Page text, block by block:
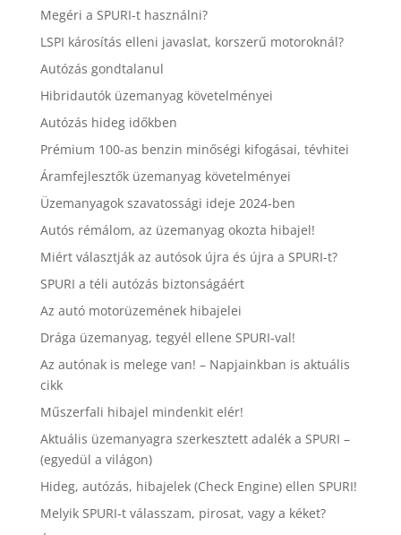
Megéri a SPURI-t használni?
LSPI károsítás elleni javaslat, korszerű motoroknál?
Autózás gondtalanul
Hibridautók üzemanyag követelményei
Autózás hideg időkben
Prémium 100-as benzin minőségi kifogásai, tévhitei
Áramfejlesztők üzemanyag követelményei
Üzemanyagok szavatossági ideje 2024-ben
Autós rémálom, az üzemanyag okozta hibajel!
Miért választják az autósok újra és újra a SPURI-t?
SPURI a téli autózás biztonságáért
Az autó motorüzemének hibajelei
Drága üzemanyag, tegyél ellene SPURI-val!
Az autónak is melege van! – Napjainkban is aktuális
cikk
Műszerfali hibajel mindenkit elér!
Aktuális üzemanyagra szerkesztett adalék a SPURI –
(egyedül a világon)
Hideg, autózás, hibajelek (Check Engine) ellen SPURI!
Melyik SPURI-t válasszam, pirosat, vagy a kéket?